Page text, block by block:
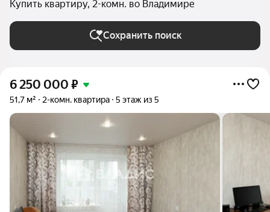
Купить квартиру, 2-комн. во Владимире
Сохранить поиск
6 250 000 ₽
51,7 м² 2-комн. квартира 5 этаж из 5